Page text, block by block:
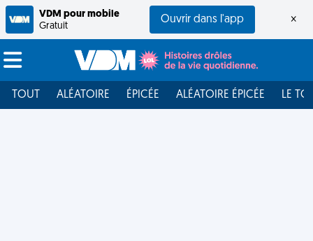
VDM pour mobile
Gratuit
Ouvrir dans l'app ×
TOUT ALÉATOIRE ÉPICÉE ALÉATOIRE ÉPICÉE LE